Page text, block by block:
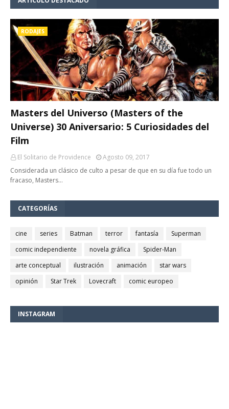
RODAJES
Masters del Universo (Masters of the
Universe) 30 Aniversario: 5 Curiosidades del
Film
El Solitario de Providence
Agosto 09, 2017
Considerada un clásico de culto a pesar de que en su día fue todo un
fracaso, Masters…
CATEGORÍAS
cine series Batman terror fantasía
Superman
comic independiente
novela gráfica
Spider-Man
arte conceptual
ilustración animación
star wars
opinión
Star Trek Lovecraft comic europeo
INSTAGRAM